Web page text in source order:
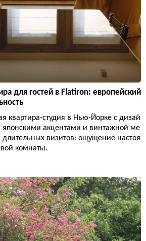
для гостей в Flatiron: европейский
квартира-студия в Нью-Йорке с дизай
японскими акцентами и винтажной ме
визитов: ощущение настоя
комнаты.